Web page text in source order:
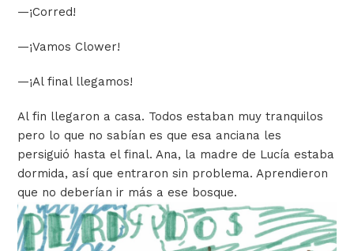
—¡Corred!
—¡Vamos Clower!
—¡Al final llegamos!
Al fin llegaron a casa. Todos estaban muy tranquilos
pero lo que no sabían es que esa anciana les
persiguió hasta el final. Ana, la madre de Lucía estaba
dormida, así que entraron sin problema. Aprendieron
que no deberían ir más a ese bosque.